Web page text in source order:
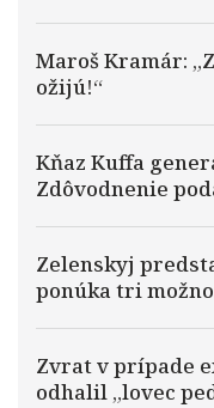
Maroš Kramár:
ožijú!“
Kňaz Kuffa
Zdôvodnenie
Zelenskyj
ponúka tri
Zvrat v prípade
odhalil „lovec